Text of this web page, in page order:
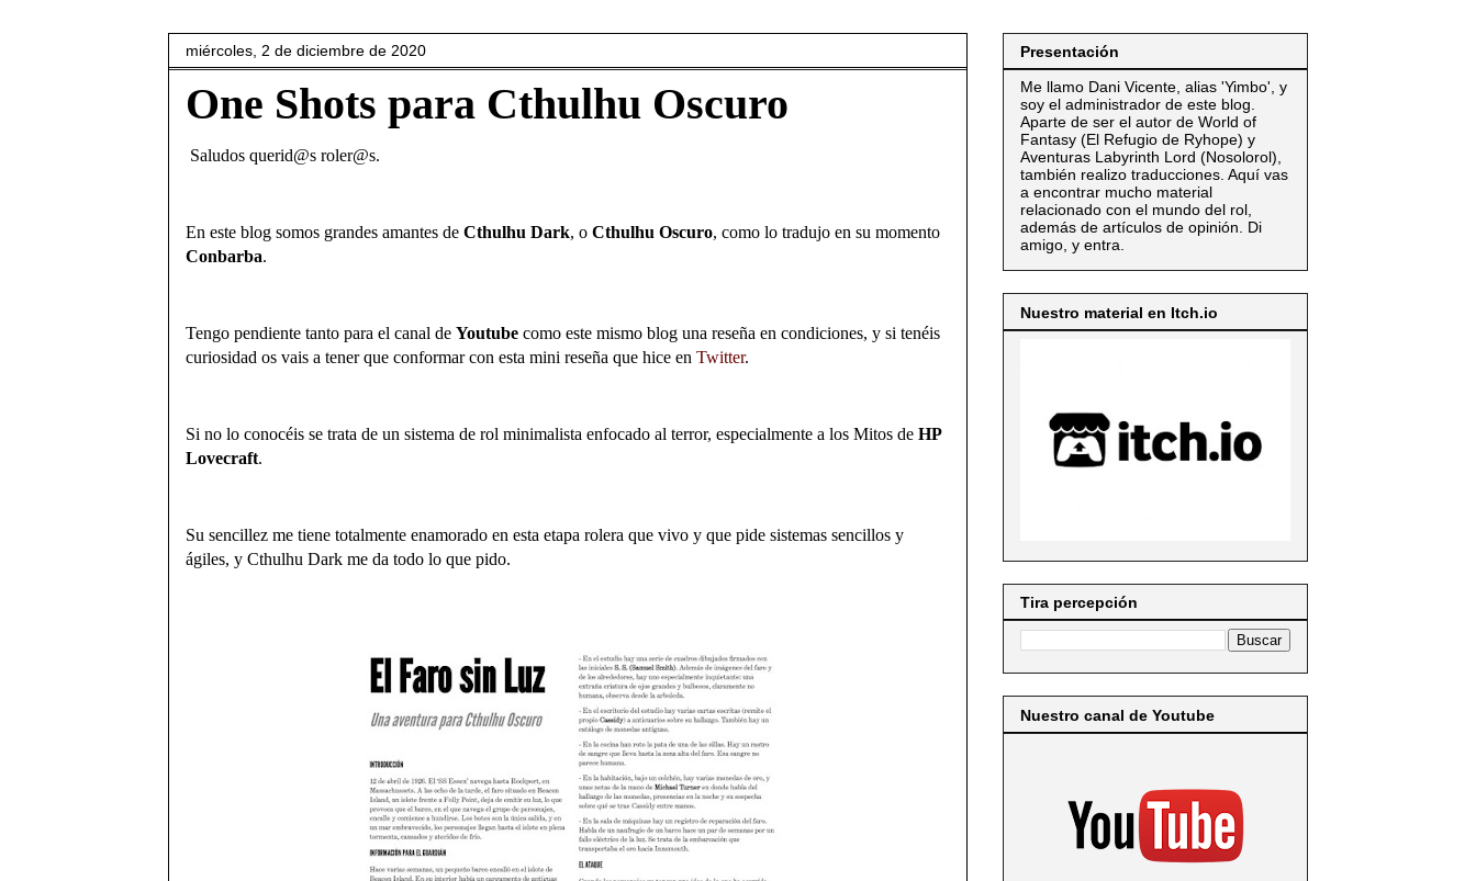
miércoles, 2 de diciembre de 2020
One Shots para Cthulhu Oscuro
Saludos querid@s roler@s.
En este blog somos grandes amantes de Cthulhu Dark, o Cthulhu Oscuro, como lo tradujo en su momento
Conbarba.
Tengo pendiente tanto para el canal de Youtube como este mismo blog una reseña en condiciones, y si tenéis
curiosidad os vais a tener que conformar con esta mini reseña que hice en Twitter.
Si no lo conocéis se trata de un sistema de rol minimalista enfocado al terror, especialmente a los Mitos de HP
Lovecraft.
Su sencillez me tiene totalmente enamorado en esta etapa rolera que vivo y que pide sistemas sencillos y
ágiles, y Cthulhu Dark me da todo lo que pido.
Presentación
Me llamo Dani Vicente, alias 'Yimbo', y
soy el administrador de este blog.
Aparte de ser el autor de World of
Fantasy (El Refugio de Ryhope) y
Aventuras Labyrinth Lord (Nosolorol),
también realizo traducciones. Aquí vas
a encontrar mucho material
relacionado con el mundo del rol,
además de artículos de opinión. Di
amigo, y entra.
Nuestro material en Itch.io
Tira percepción
Nuestro canal de Youtube